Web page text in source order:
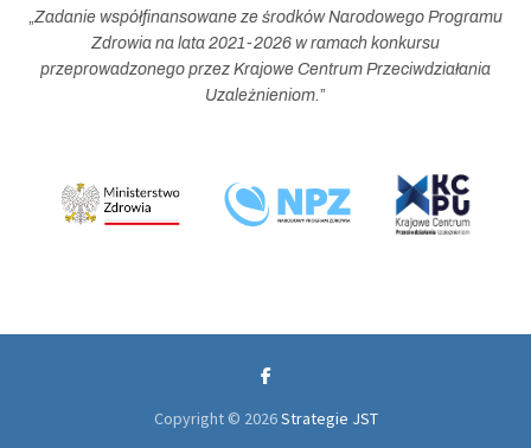
„Zadanie współfinansowane ze środków Narodowego Programu
Zdrowia na lata 2021-2026 w ramach konkursu
przeprowadzonego przez Krajowe Centrum Przeciwdziałania
Uzależnieniom.”
Copyright © 2026Strategie JST